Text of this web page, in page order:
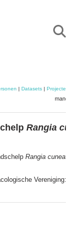
| Datasets | Projecten
Rangia
Rangia cuneata
Vereniging: